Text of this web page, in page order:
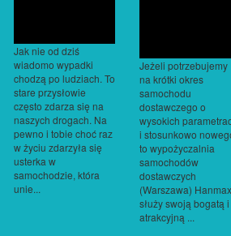
Jak nie od dziś
wiadomo wypadki
chodzą po ludziach. To
stare przysłowie
często zdarza się na
naszych drogach. Na
pewno i tobie choć raz
w życiu zdarzyła się
usterka w
samochodzie, która
unie...
Jeżeli potrzebujemy
na krótki okres
samochodu
dostawczego o
wysokich
i stosunkowo
to wypożyczalnia
samochodów
dostawczych
(Warszawa) Hanmax
służy swoją bogatą i
atrakcyjną ...